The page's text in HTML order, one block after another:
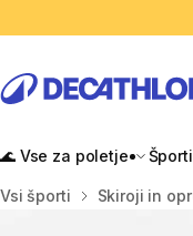
🌊 Vse za poletje
Domov
Vsi športi Skiroji in